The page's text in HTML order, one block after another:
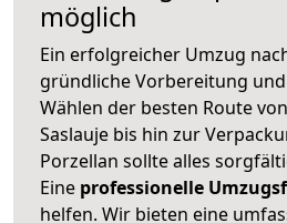
möglich
Ein erfolgreicher Umzug
gründliche Vorbereitung
Wählen der besten Route
Saslauje bis hin zur
Porzellan sollte alles
Eine professionelle
helfen. Wir bieten eine